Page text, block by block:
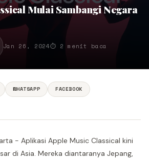
Mulai Sambangi Negara
Jan 26, 2024⏱ 2 menit baca
WHATSAPP
FACEBOOK
- Aplikasi Apple Music Classical kini
di Asia. Mereka diantaranya Jepang,